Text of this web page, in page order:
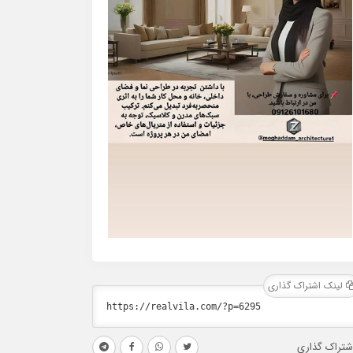
لینک اشتراک گذاری
گذاری